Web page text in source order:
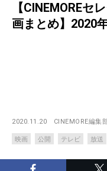
【CINEMOREセ
画まとめ】2020
2020.11.20 CINEMORE編集
映画 公開 テレビ 放送